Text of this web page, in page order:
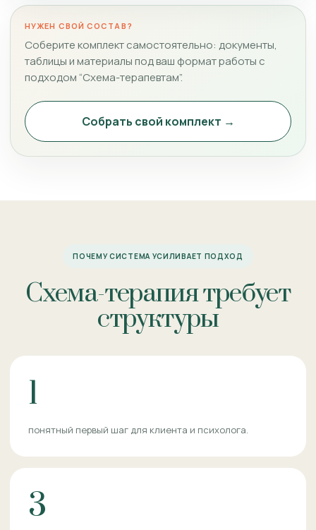
НУЖЕН СВОЙ СОСТАВ?
Соберите комплект самостоятельно: документы,
таблицы и материалы под ваш формат работы с
подходом “Схема-терапевтам”.
Собрать свой комплект →
ПОЧЕМУ СИСТЕМА УСИЛИВАЕТ ПОДХОД
Схема-терапия требует
структуры
1
понятный первый шаг для клиента и психолога.
3